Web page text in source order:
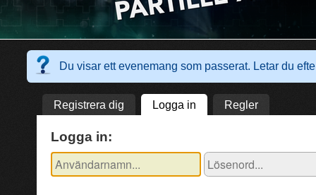
Du visar ett evenemang som passerat. Letar du
Registrera dig Logga in Regler
Logga in: